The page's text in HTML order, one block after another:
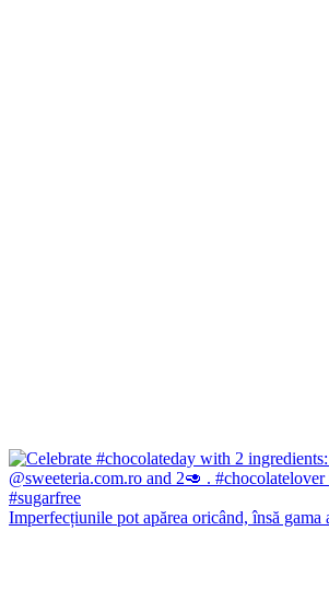
Imperfecțiunile pot apărea oricând, însă gama